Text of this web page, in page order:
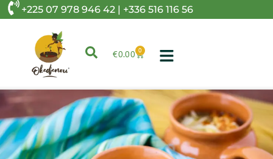
+225 07 978 946 42 | +336 516 116 56
€0.00 0